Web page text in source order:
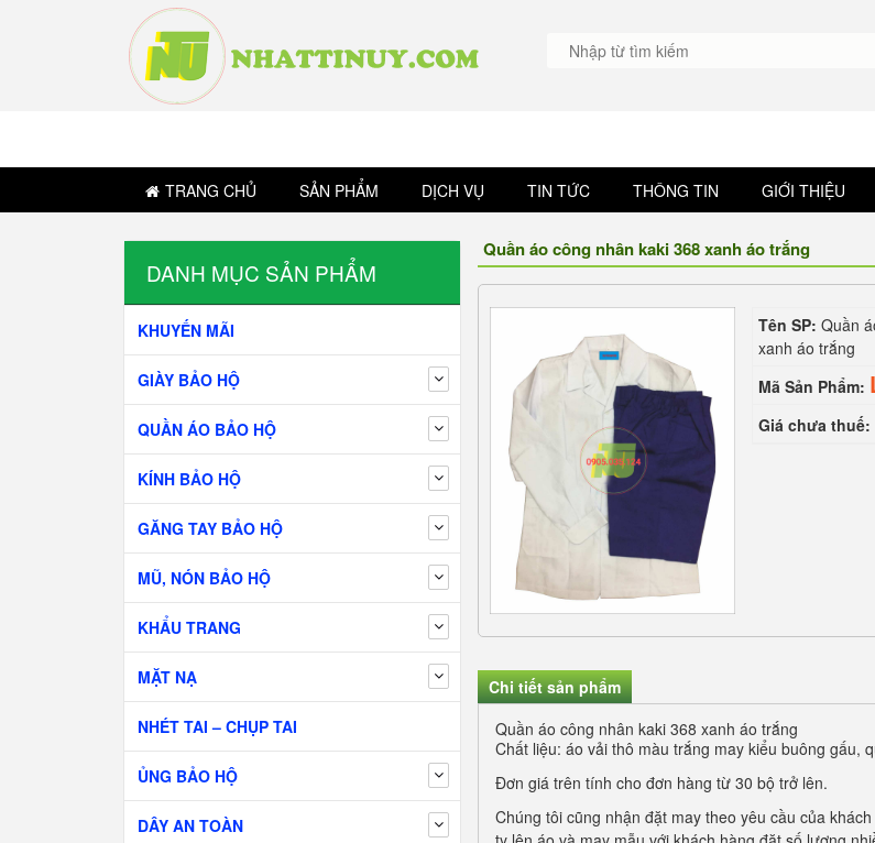
TRANG CHỦ SẢN PHẨM DỊCH VỤ TIN TỨC THÔNG TIN GIỚI THIỆU
DANH MỤC SẢN PHẨM
KHUYẾN MÃI
GIÀY BẢO HỘ
QUẦN ÁO BẢO HỘ
KÍNH BẢO HỘ
GĂNG TAY BẢO HỘ
MŨ, NÓN BẢO HỘ
KHẨU TRANG
MẶT NẠ
NHÉT TAI – CHỤP TAI
ỦNG BẢO HỘ
DÂY AN TOÀN
Quần áo công nhân kaki 368 xanh áo trắng
Tên SP:Quần
xanh áo trắng
Mã Sản Phẩm:
Giá chưa thuế:
Chi tiết sản phẩm
Quần áo công nhân kaki 368 xanh áo trắng
Chất liệu: áo vải thô màu trắng may kiểu buông gấu,
Đơn giá trên tính cho đơn hàng từ 30 bộ trở lên.
Chúng tôi cũng nhận đặt may theo yêu cầu của